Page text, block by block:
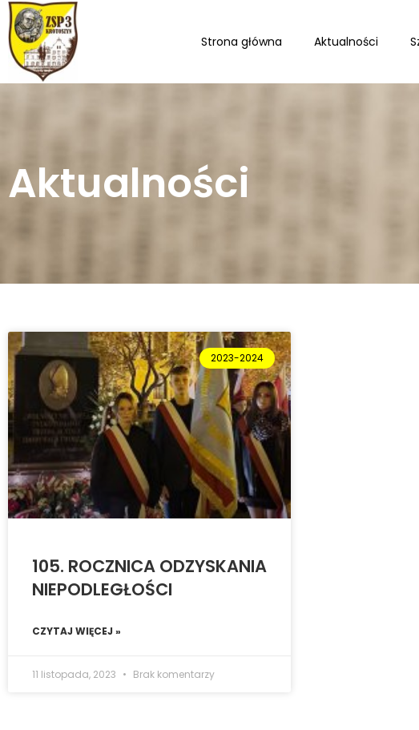
Strona główna Aktualności
Aktualności
2023-2024
105. ROCZNICA ODZYSKANIA
NIEPODLEGŁOŚCI
CZYTAJ WIĘCEJ »
11 listopada, 2023 Brak komentarzy